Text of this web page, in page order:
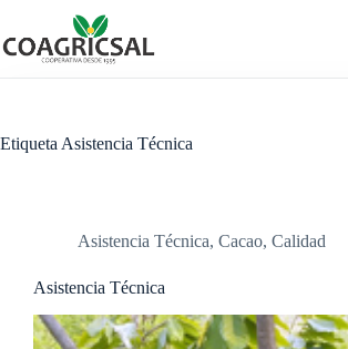
contenido
Etiqueta Asistencia Técnica
Asistencia Técnica, Cacao, Calidad
Asistencia Técnica